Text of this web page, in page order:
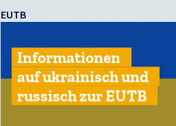
EUTB
Informationen
auf ukrainisch und
russisch zur EUTB